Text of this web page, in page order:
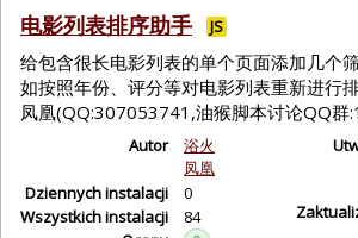
电影列表排序助手 JS
给包含很长电影列表的单个页面添加几个
如按照年份、评分等对电影列表重新进行
凤凰(QQ:307053741,油猴脚本讨论QQ
Autor
浴火
凤凰
Dziennych instalacji
0
Wszystkich instalacji
84